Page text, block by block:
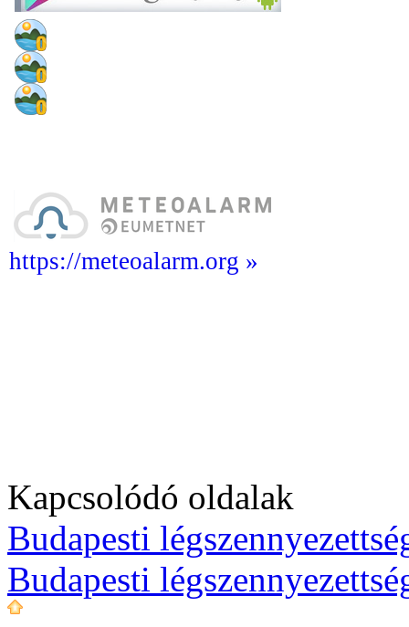
https://meteoalarm.org »
Kapcsolódó oldalak
Budapesti
Budapesti